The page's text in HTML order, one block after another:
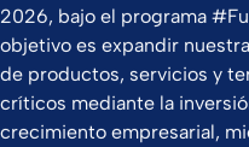
2026, bajo el programa
objetivo es expandir
de productos, servicios y
críticos mediante la
crecimiento empresarial,